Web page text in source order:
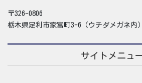
〒326-0806
栃木県足利市家富町3-6（ウチダメガネ内）
サイトメニュ